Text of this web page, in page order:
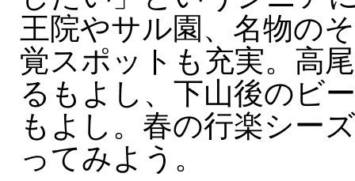
王院やサル園、名物の
覚スポットも充実。高
るもよし、下山後のビ
もよし。春の行楽シー
ってみよう。